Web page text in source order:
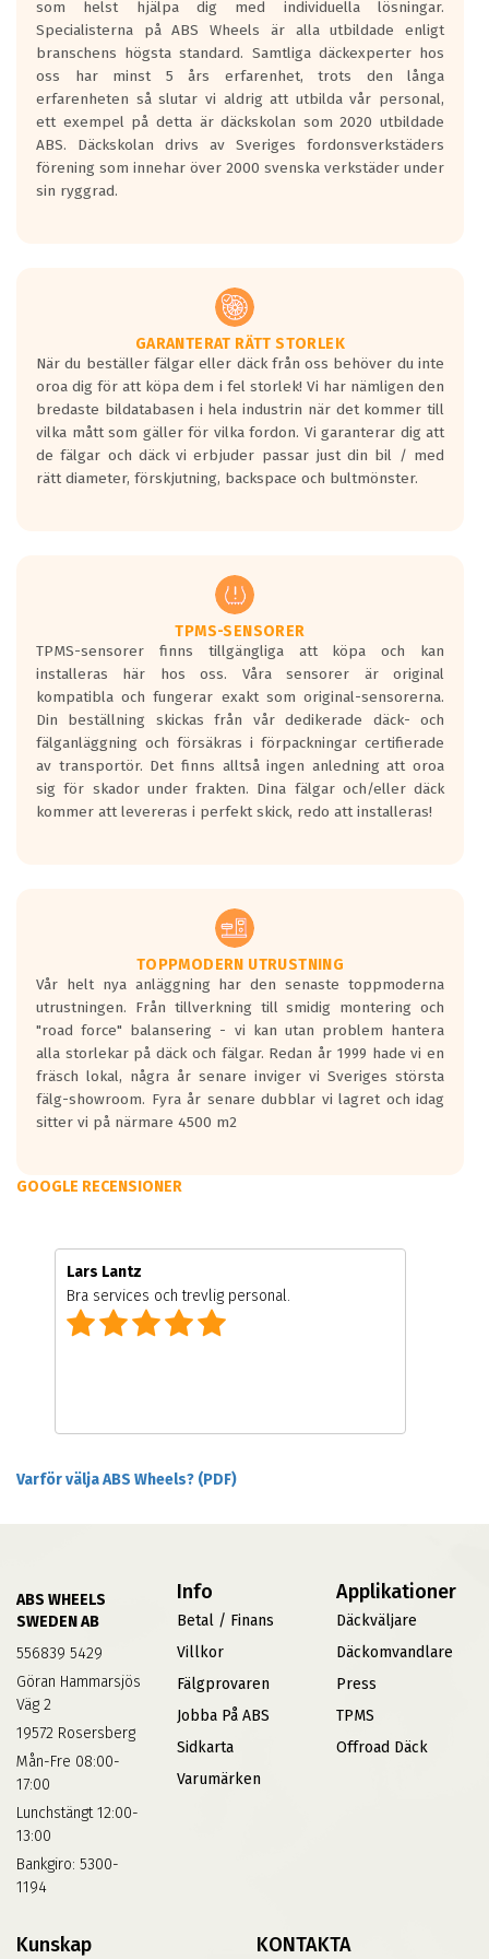
den kortaste bromssträckan och F är den
längsta.
Inga D eller G betyg delas ut för
personbilar och lätta lastbilar.
Betyget sätts efter ett test där däcken
skall bromsa in på en väg där det ligger
0.5-1.5 mm vatten.
I 80km/h kommer skillnaden på
Vid körning i över 50km/h brukar
rullmotståndets ljud överträffa
motorljudet.
På däckmärkningen kommer det finnas
en symbol av ett däck med vågar. Hög
bullernivå markeras med svarta vågor
medans de vita vågorna påvisar om det är
ett tyst däck.
regelverket som introduceras år 2016.
Ett däck med två svarta vågor är redan
godkända för år 2016 nya regelverk.
Ett däck med en svart våg kommer vara
minst tre decibel tystare än det
regelverk som börjar gälla 2016.
som helst hjälpa dig med individuella lösningar.
Specialisterna på ABS Wheels är alla utbildade enligt
branschens högsta standard. Samtliga däckexperter hos
oss har minst 5 års erfarenhet, trots den långa
erfarenheten så slutar vi aldrig att utbilda vår personal,
ett exempel på detta är däckskolan som 2020 utbildade
ABS. Däckskolan drivs av Sveriges fordonsverkstäders
förening som innehar över 2000 svenska verkstäder under
sin ryggrad.
GARANTERAT RÄTT STORLEK
När du beställer fälgar eller däck från oss behöver du inte
oroa dig för att köpa dem i fel storlek! Vi har nämligen den
bredaste bildatabasen i hela industrin när det kommer till
vilka mått som gäller för vilka fordon. Vi garanterar dig att
de fälgar och däck vi erbjuder passar just din bil / med
rätt diameter, förskjutning, backspace och bultmönster.
TPMS-SENSORER
TPMS-sensorer finns tillgängliga att köpa och kan
installeras här hos oss. Våra sensorer är original
kompatibla och fungerar exakt som original-sensorerna.
Din beställning skickas från vår dedikerade däck- och
fälganläggning och försäkras i förpackningar certifierade
av transportör. Det finns alltså ingen anledning att oroa
sig för skador under frakten. Dina fälgar och/eller däck
kommer att levereras i perfekt skick, redo att installeras!
TOPPMODERN UTRUSTNING
Vår helt nya anläggning har den senaste toppmoderna
utrustningen. Från tillverkning till smidig montering och
"road force" balansering - vi kan utan problem hantera
alla storlekar på däck och fälgar. Redan år 1999 hade vi en
fräsch lokal, några år senare inviger vi Sveriges största
fälg-showroom. Fyra år senare dubblar vi lagret och idag
sitter vi på närmare 4500 m2
GOOGLE RECENSIONER
Lars Lantz
Bra services och trevlig personal.
Varför välja ABS Wheels? (PDF)
ABS WHEELS
SWEDEN AB
556839 5429
Göran Hammarsjös
Väg 2
19572 Rosersberg
Mån-Fre 08:00-
17:00
Lunchstängt 12:00-
13:00
Bankgiro: 5300-
1194
Info
Betal / Finans
Villkor
Fälgprovaren
Jobba På ABS
Sidkarta
Varumärken
Applikationer
Däckväljare
Däckomvandlare
Press
TPMS
Offroad Däck
Kunskap KONTAKTA